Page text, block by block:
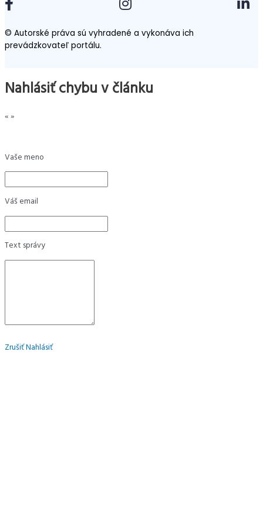
© Autorské práva sú vyhradené a vykonáva ich
prevádzkovateľ portálu.
Nahlásiť chybu v článku
«»
Vaše meno
Váš email
Text správy
ZrušiťNahlásiť